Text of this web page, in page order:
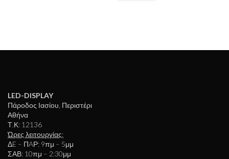
LED-DISPLAY
Πάροδος Ιασίου, Περιστέρι
Αθήνα
Τ.Κ: 12136
Ώρες λειτουργίας:
ΔE – ΠAΡ: 9πμ – 5μμ
ΣΑΒ: 10πμ – 2:30μμ